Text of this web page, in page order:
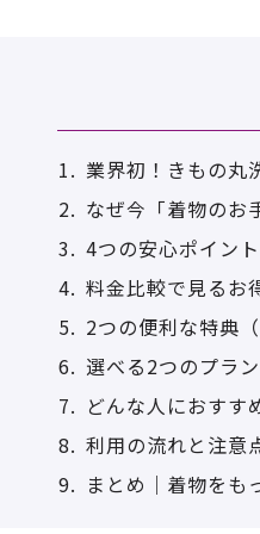
業界初！きもの丸
なぜ今「着物のお
4つの安心ポイント
料金比較で見るお
2つの便利な特典（
選べる2つのプラ
どんな人におすす
利用の流れと注意
まとめ｜着物をも